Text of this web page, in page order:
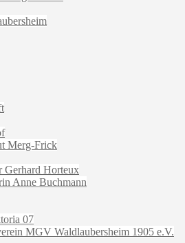
Merg-Frick
Gerhard Horteux
Anne Buchmann
07
MGV Waldlaubersheim 1905 e.V.